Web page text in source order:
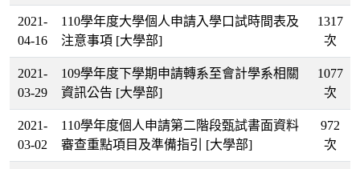
2021-
04-16
110學年度大學個人申請入學口試時間表及
注意事項 [大學部]
1317
次
2021-
03-29
109學年度下學期申請轉系至會計學系相關
資訊公告 [大學部]
1077
次
2021-
03-02
110學年度個人申請第二階段甄試書面資料
審查重點項目及準備指引 [大學部]
972
次